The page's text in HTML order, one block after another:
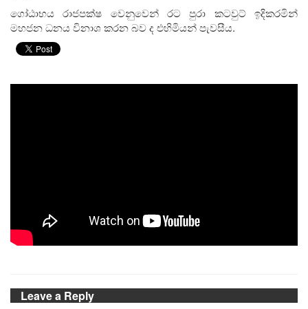
ගෝඨාභය රාජපක්ෂ වෙනුවෙන් රට පුරා කටවුට් ඉදිකරමින්
මහජන ධනය විනාශ කරන බව ද එහිමියන් පැවසීය.
Leave a Reply